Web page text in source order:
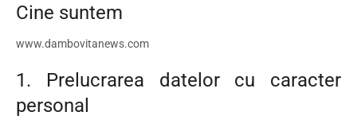
Cine suntem
www.dambovitanews.com
1. Prelucrarea datelor cu caracter
personal